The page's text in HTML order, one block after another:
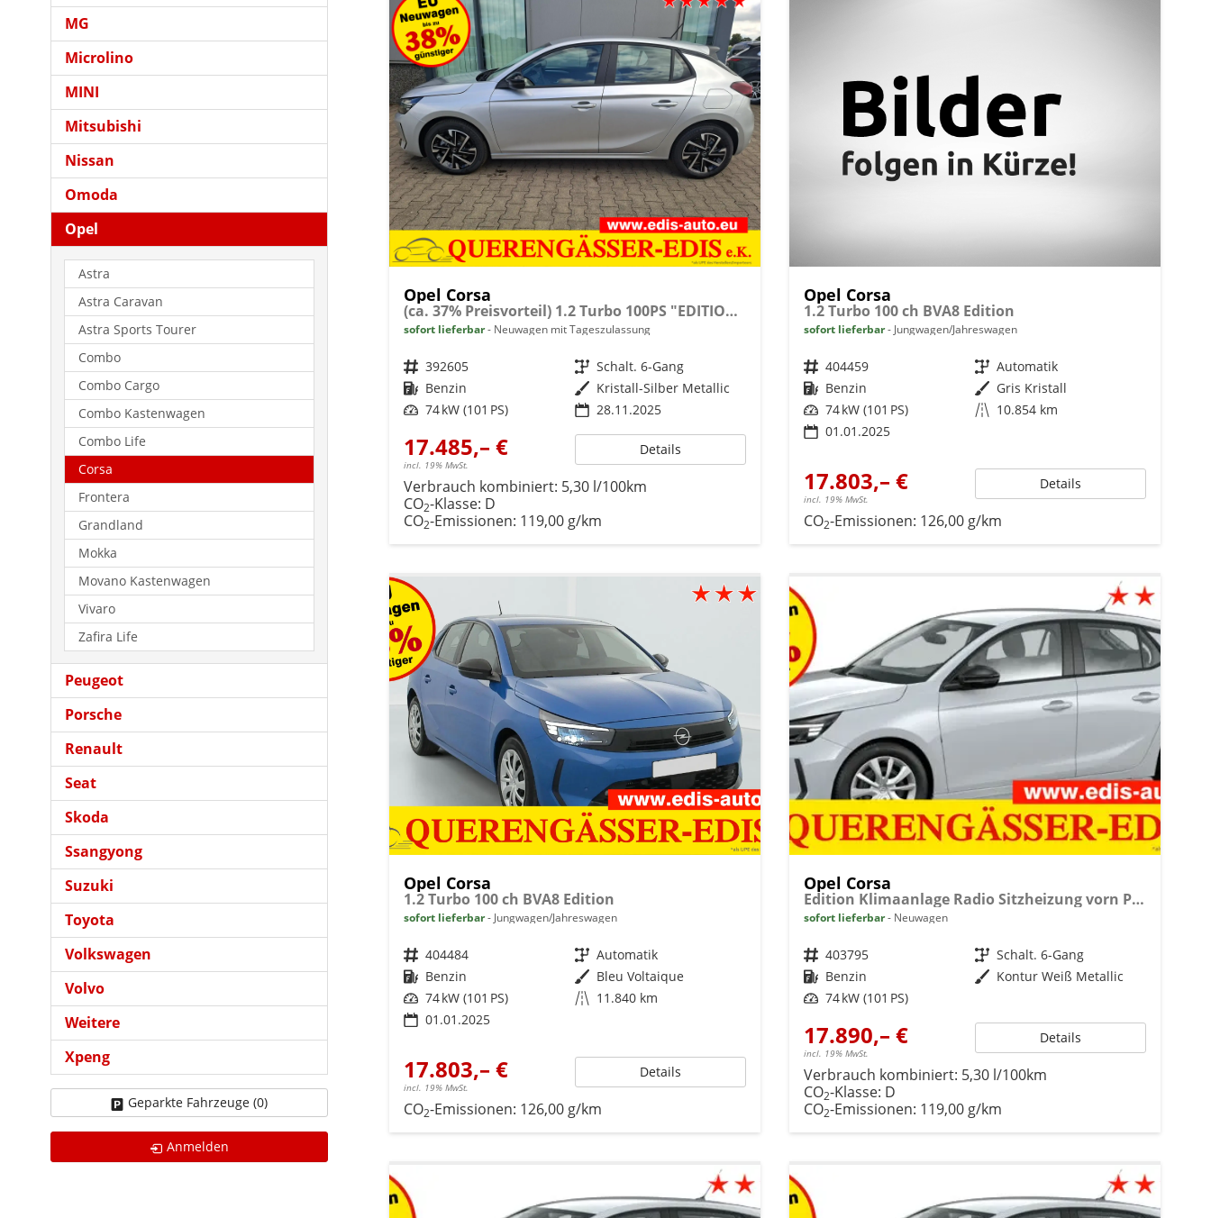
Opel Corsa
(ca. 37% Preisvorteil) 1.2 Turbo 100PS "EDITION", Silber-Metallic, 16" Alufelgen, Sitzheizung, Lederlenkrad beheizt, Parksensoren hinten, Klimaanlage, Radio AndroidAuto/Apple CarPlay, Tempomat, ZV mit Fernbedienung
sofort lieferbar Neuwagen mit Tageszulassung
Fahrzeugnr. 392605 Getriebe Schalt. 6-Gang
Kraftstoff Benzin Außenfarbe Kristall-Silber Metallic
Leistung 74 kW (101 PS) 28.11.2025
17.485,– €
incl. 19% MwSt.
Details
Verbrauch kombiniert: 5,30 l/100km
CO2-Klasse: D
CO2-Emissionen: 119,00 g/km
Opel Corsa
1.2 Turbo 100 ch BVA8 Edition
sofort lieferbar Jungwagen/Jahreswagen
Fahrzeugnr. 404459 Getriebe Automatik
Kraftstoff Benzin Außenfarbe Gris Kristall
Leistung 74 kW (101 PS) Kilometerstand 10.854 km
01.01.2025
17.803,– €
incl. 19% MwSt.
Details
CO2-Emissionen: 126,00 g/km
Opel Corsa
1.2 Turbo 100 ch BVA8 Edition
sofort lieferbar Jungwagen/Jahreswagen
Fahrzeugnr. 404484 Getriebe Automatik
Kraftstoff Benzin Außenfarbe Bleu Voltaique
Leistung 74 kW (101 PS) Kilometerstand 11.840 km
01.01.2025
17.803,– €
incl. 19% MwSt.
Details
CO2-Emissionen: 126,00 g/km
Opel Corsa
Edition Klimaanlage Radio Sitzheizung vorn PDC hinten ECO-LED-Scheinwerfer
sofort lieferbar Neuwagen
Fahrzeugnr. 403795 Getriebe Schalt. 6-Gang
Kraftstoff Benzin Außenfarbe Kontur Weiß Metallic
Leistung 74 kW (101 PS)
17.890,– €
incl. 19% MwSt.
Details
Verbrauch kombiniert: 5,30 l/100km
CO2-Klasse: D
CO2-Emissionen: 119,00 g/km
MG
Microlino
MINI
Mitsubishi
Nissan
Omoda
Opel
Astra
Astra Caravan
Astra Sports Tourer
Combo
Combo Cargo
Combo Kastenwagen
Combo Life
Corsa
Frontera
Grandland
Mokka
Movano Kastenwagen
Vivaro
Zafira Life
Peugeot
Porsche
Renault
Seat
Skoda
Ssangyong
Suzuki
Toyota
Volkswagen
Volvo
Weitere
Xpeng
Geparkte Fahrzeuge (0)
Anmelden